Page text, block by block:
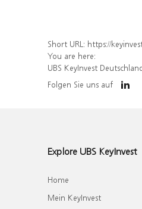
Short URL: https://keyinvest-de.ubs.com/
You are here:
UBS KeyInvest
Folgen Sie uns auf
Explore UBS KeyInvest
Home
Mein KeyInvest